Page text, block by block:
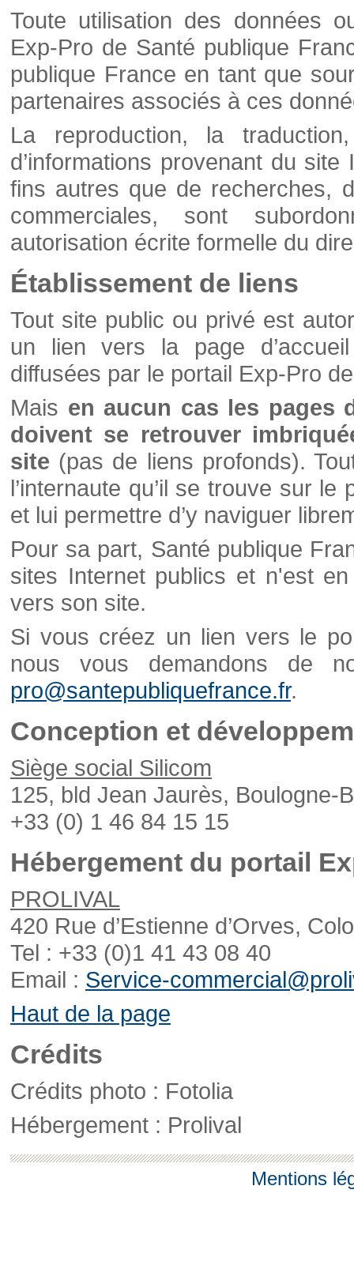
Toute utilisation des données
Exp-Pro de Santé publique
publique France en tant que
partenaires associés à ces
La reproduction, la
d’informations provenant du
fins autres que de recherches,
commerciales, sont
autorisation écrite formelle du
Établissement de liens
Tout site public ou privé est
un lien vers la page
diffusées par le portail Exp-Pro
Mais en aucun cas les pages
doivent se retrouver
site (pas de liens profonds).
l’internaute qu’il se trouve sur
et lui permettre d’y naviguer
Pour sa part, Santé publique
sites Internet publics et n'est
vers son site.
Si vous créez un lien vers le
nous vous demandons de
pro@santepubliquefrance.fr.
Conception et
Siège social Silicom
125, bld Jean Jaurès, Boulogne-
+33 (0) 1 46 84 15 15
Hébergement du portail
PROLIVAL
420 Rue d’Estienne d’Orves,
Tel : +33 (0)1 41 43 08 40
Email : Service-
Haut de la page
Crédits
Crédits photo : Fotolia
Hébergement : Prolival
Mentions